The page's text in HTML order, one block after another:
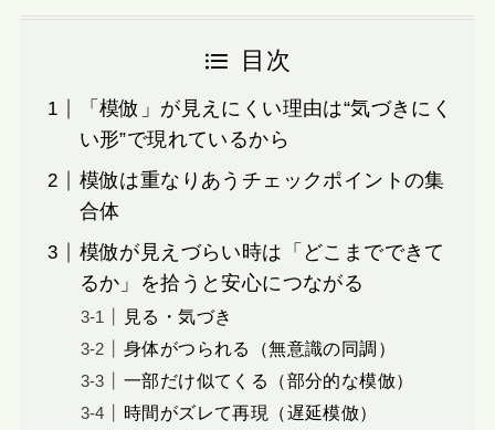
目次
「模倣」が見えにくい理由は“気づきにく
い形”で現れているから
模倣は重なりあうチェックポイントの集
合体
模倣が見えづらい時は「どこまでできて
るか」を拾うと安心につながる
見る・気づき
身体がつられる（無意識の同調）
一部だけ似てくる（部分的な模倣）
時間がズレて再現（遅延模倣）